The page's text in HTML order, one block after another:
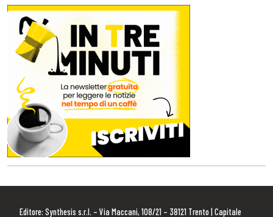
Editore: Synthesis s.r.l. – Via Maccani, 108/21 – 38121 Trento | Capitale